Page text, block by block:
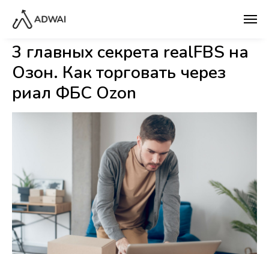
3 главных секрета realFBS на
Озон. Как торговать через
риал ФБС Ozon